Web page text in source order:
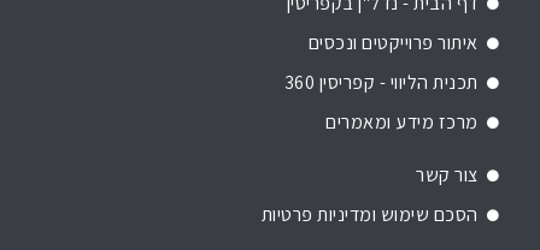
איתור פרוייקטים ונכסים
תכנית הליווי - קפריסין 360
מרכז מידע ומאמרים
צור קשר
הסכם שימוש ומדיניות פרטיות